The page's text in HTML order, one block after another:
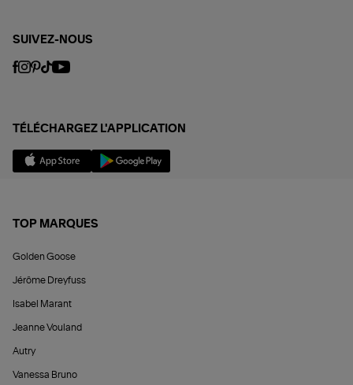
SUIVEZ-NOUS
TÉLÉCHARGEZ L'APPLICATION
TOP MARQUES
Golden Goose
Jérôme Dreyfuss
Isabel Marant
Jeanne Vouland
Autry
Vanessa Bruno